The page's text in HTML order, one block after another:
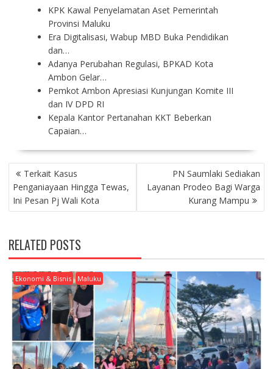
KPK Kawal Penyelamatan Aset Pemerintah
Provinsi Maluku
Era Digitalisasi, Wabup MBD Buka Pendidikan
dan…
Adanya Perubahan Regulasi, BPKAD Kota
Ambon Gelar…
Pemkot Ambon Apresiasi Kunjungan Komite III
dan IV DPD RI
Kepala Kantor Pertanahan KKT Beberkan
Capaian…
P
O
S
T
A
V
I
G
A
T
N
Terkait Kasus
Penganiayaan Hingga Tewas,
Ini Pesan Pj Wali Kota
PN Saumlaki Sediakan
Layanan Prodeo Bagi Warga
Kurang Mampu
RELATED POSTS
Ekonomi & Bisnis Maluku